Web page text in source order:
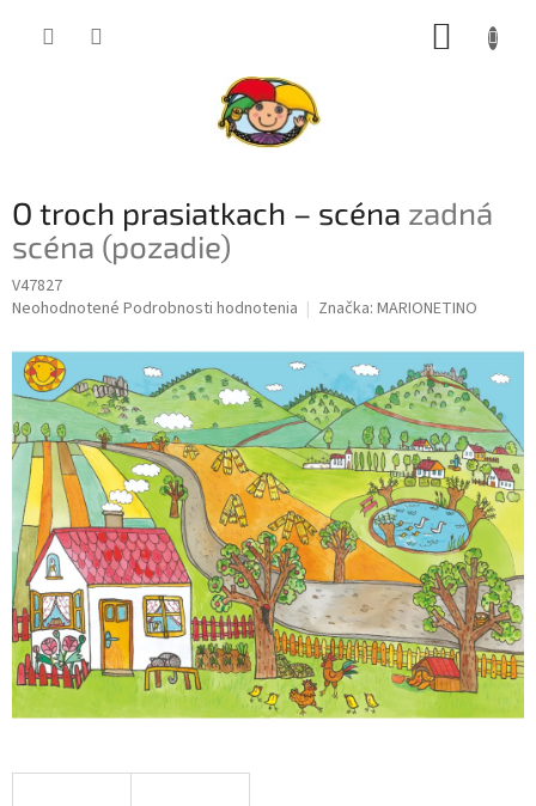
O troch prasiatkach – scéna zadná
scéna (pozadie)
V47827
Priemerné
produktu
je
0,0
z
5
hviezdičiek.
Neohodnotené Podrobnosti hodnotenia Značka: MARIONETINO